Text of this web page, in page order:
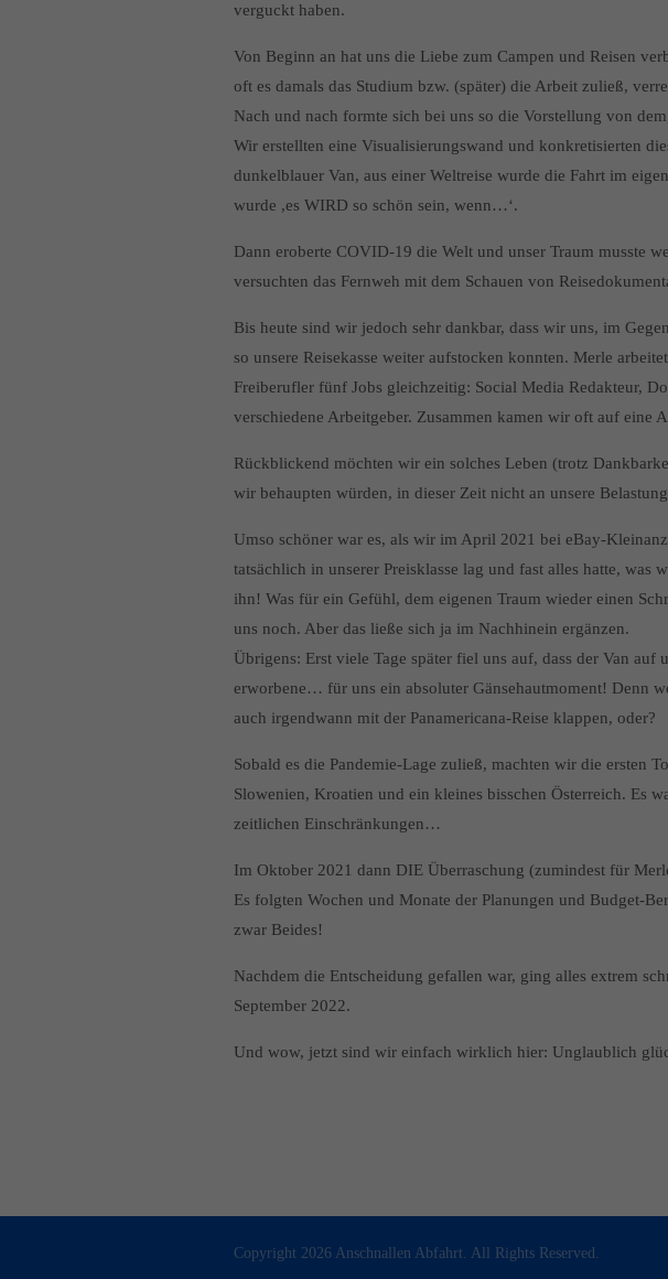
verguckt haben.
Von Beginn an hat uns die Liebe zum Campen und Reisen
oft es damals das Studium bzw. (später) die Arbeit zuließ,
Nach und nach formte sich bei uns so die Vorstellung von
Wir erstellten eine Visualisierungswand und konkretisierten
dunkelblauer Van, aus einer Weltreise wurde die Fahrt im
wurde ,es WIRD so schön sein, wenn…‘.
Dann eroberte COVID-19 die Welt und unser Traum musste
versuchten das Fernweh mit dem Schauen von
Bis heute sind wir jedoch sehr dankbar, dass wir uns, im
so unsere Reisekasse weiter aufstocken konnten. Merle
Freiberufler fünf Jobs gleichzeitig: Social Media Redakteur,
verschiedene Arbeitgeber. Zusammen kamen wir oft auf eine
Rückblickend möchten wir ein solches Leben (trotz
wir behaupten würden, in dieser Zeit nicht an unsere
Umso schöner war es, als wir im April 2021 bei eBay-
tatsächlich in unserer Preisklasse lag und fast alles hatte,
ihn! Was für ein Gefühl, dem eigenen Traum wieder einen
uns noch. Aber das ließe sich ja im Nachhinein ergänzen.
Übrigens: Erst viele Tage später fiel uns auf, dass der Van
erworbene… für uns ein absoluter Gänsehautmoment! Denn
auch irgendwann mit der Panamericana-Reise klappen, oder?
Sobald es die Pandemie-Lage zuließ, machten wir die ersten
Slowenien, Kroatien und ein kleines bisschen Österreich. Es
zeitlichen Einschränkungen…
Im Oktober 2021 dann DIE Überraschung (zumindest für
Es folgten Wochen und Monate der Planungen und Budget-
zwar Beides!
Nachdem die Entscheidung gefallen war, ging alles extrem
September 2022.
Und wow, jetzt sind wir einfach wirklich hier: Unglaublich
Copyright 2026 Anschnallen Abfahrt. All Rights Reserved.